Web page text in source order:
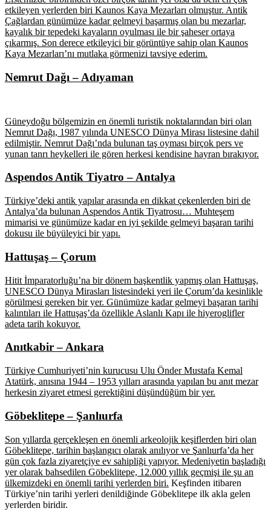
etkileyen yerlerden biri Kaunos Kaya Mezarları olmuştur. Antik
Çağlardan günümüze kadar gelmeyi başarmış olan bu mezarlar,
kayalık bir tepedeki kayaların oyulması ile bir şaheser ortaya
çıkarmış. Son derece etkileyici bir görüntüye sahip olan Kaunos
Kaya Mezarları’nı mutlaka görmenizi tavsiye ederim.
Nemrut Dağı – Adıyaman
Güneydoğu bölgemizin en önemli turistik noktalarından biri olan
Nemrut Dağı, 1987 yılında UNESCO Dünya Mirası listesine dahil
edilmiştir. Nemrut Dağı’nda bulunan taş oyması birçok pers ve
yunan tanrı heykelleri ile gören herkesi kendisine hayran bırakıyor.
Aspendos Antik Tiyatro – Antalya
Türkiye’deki antik yapılar arasında en dikkat çekenlerden biri de
Antalya’da bulunan Aspendos Antik Tiyatrosu… Muhteşem
mimarisi ve günümüze kadar en iyi şekilde gelmeyi başaran tarihi
dokusu ile büyüleyici bir yapı.
Hattuşaş – Çorum
Hitit İmparatorluğu’na bir dönem başkentlik yapmış olan Hattuşaş,
UNESCO Dünya Mirasları listesindeki yeri ile Çorum’da kesinlikle
görülmesi gereken bir yer. Günümüze kadar gelmeyi başaran tarihi
kalıntıları ile Hattuşaş’da özellikle Aslanlı Kapı ile hiyeroglifler
adeta tarih kokuyor.
Anıtkabir – Ankara
Türkiye Cumhuriyeti’nin kurucusu Ulu Önder Mustafa Kemal
Atatürk, anısına 1944 – 1953 yılları arasında yapılan bu anıt mezar
herkesin ziyaret etmesi gerektiğini düşündüğüm bir yer.
Göbeklitepe – Şanlıurfa
Son yıllarda gerçekleşen en önemli arkeolojik keşiflerden biri olan
Göbeklitepe, tarihin başlangıcı olarak anılıyor ve Şanlıurfa’da her
gün çok fazla ziyaretçiye ev sahipliği yapıyor. Medeniyetin başladığı
yer olarak bahsedilen Göbeklitepe, 12.000 yıllık geçmişi ile şu an
ülkemizdeki en önemli tarihi yerlerden biri. Keşfinden itibaren
Türkiye’nin tarihi yerleri denildiğinde Göbeklitepe ilk akla gelen
yerlerden biridir.